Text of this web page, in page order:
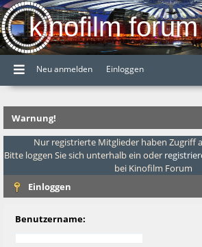
kinofilm forum
Neu anmelden Einloggen
Warnung!
Nur registrierte Mitglieder haben Zugriff
Bitte loggen Sie sich unterhalb ein oder
bei Kinofilm Forum
Einloggen
Benutzername: